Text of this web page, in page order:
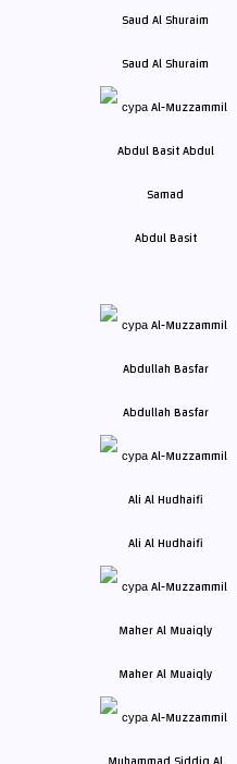
Saud Al Shuraim
Abdul Basit
Abdullah Basfar
Ali Al Hudhaifi
Maher Al Muaiqly